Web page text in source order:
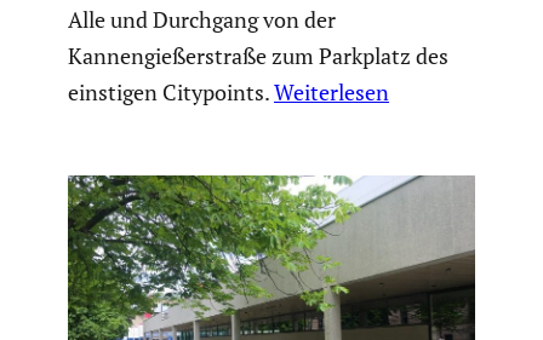
Alle und Durchgang von der
Kannengießerstraße zum Parkplatz des
einstigen Citypoints.Weiterlesen